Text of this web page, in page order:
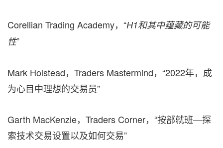
Corellian Trading Academy，“H1和其中蕴藏的可能
性”
Mark Holstead，Traders Mastermind，“2022年，成
为心目中理想的交易员”
Garth MacKenzie，Traders Corner，“按部就班—探
索技术交易设置以及如何交易”